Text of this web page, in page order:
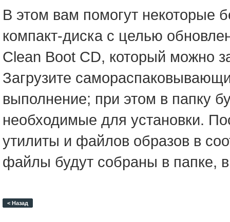
В этом вам помогут некоторые
компакт-диска с целью
Clean Boot CD, который можно
Загрузите
выполнение; при этом в папку
необходимые для установки.
утилиты и файлов образов в
файлы будут собраны в папке,
< Назад